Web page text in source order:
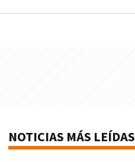
NOTICIAS MÁS LEÍDAS